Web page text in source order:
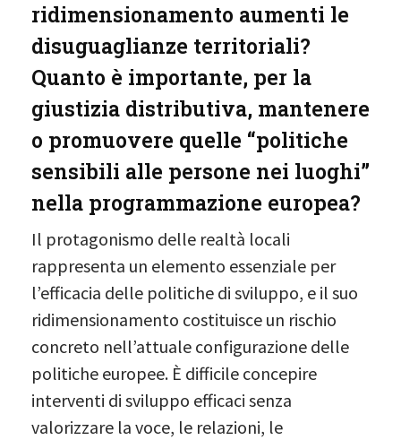
ridimensionamento aumenti le
disuguaglianze territoriali?
Quanto è importante, per la
giustizia distributiva, mantenere
o promuovere quelle “politiche
sensibili alle persone nei luoghi”
nella programmazione europea?
Il protagonismo delle realtà locali
rappresenta un elemento essenziale per
l’efficacia delle politiche di sviluppo, e il suo
ridimensionamento costituisce un rischio
concreto nell’attuale configurazione delle
politiche europee. È difficile concepire
interventi di sviluppo efficaci senza
valorizzare la voce, le relazioni, le